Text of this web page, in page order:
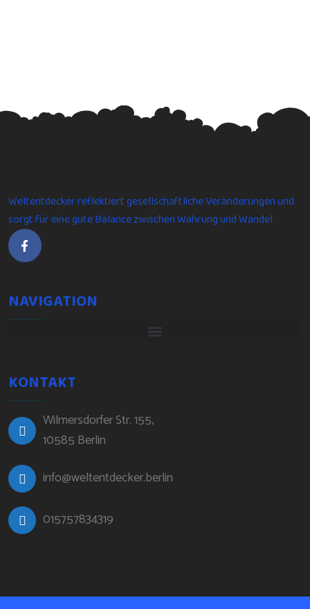
Weltentdecker reflektiert gesellschaftliche Veränderungen und
sorgt für eine gute Balance zwischen Wahrung und Wandel
NAVIGATION
KONTAKT
Wilmersdorfer Str. 155,
10585 Berlin
info@weltentdecker.berlin
015757834319